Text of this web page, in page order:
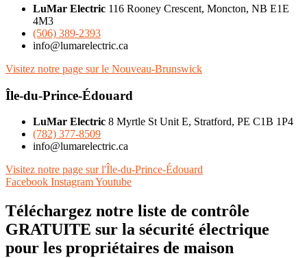
LuMar Electric 116 Rooney Crescent, Moncton, NB E1E
4M3
(506) 389-2393
info@lumarelectric.ca
Visitez notre page sur le Nouveau-Brunswick
Île-du-Prince-Édouard
LuMar Electric 8 Myrtle St Unit E, Stratford, PE C1B 1P4
(782) 377-8509
info@lumarelectric.ca
Visitez notre page sur l'Île-du-Prince-Édouard
Facebook InstagramYoutube
Téléchargez notre liste de contrôle
GRATUITE sur la sécurité électrique
pour les propriétaires de maison